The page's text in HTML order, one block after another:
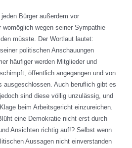
Bürger außerdem vor
womöglich wegen seiner Sympathie
müsste. Der Wortlaut lautet:
politischen Anschauungen
häufiger werden Mitglieder und
öffentlich angegangen und von
ausgeschlossen. Auch beruflich gibt es
sind diese völlig unzulässig, und
beim Arbeitsgericht einzureichen.
eine Demokratie nicht erst durch
Ansichten richtig auf!? Selbst wenn
Aussagen nicht einverstanden